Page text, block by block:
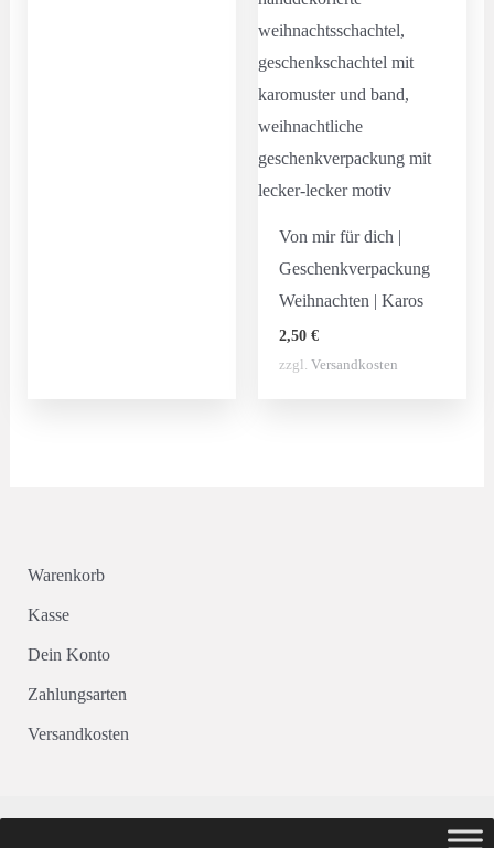
Von mir für dich |
Geschenkverpackung
Weihnachten | Karos
2,50€
zzgl.Versandkosten
Warenkorb
Kasse
Dein Konto
Zahlungsarten
Versandkosten